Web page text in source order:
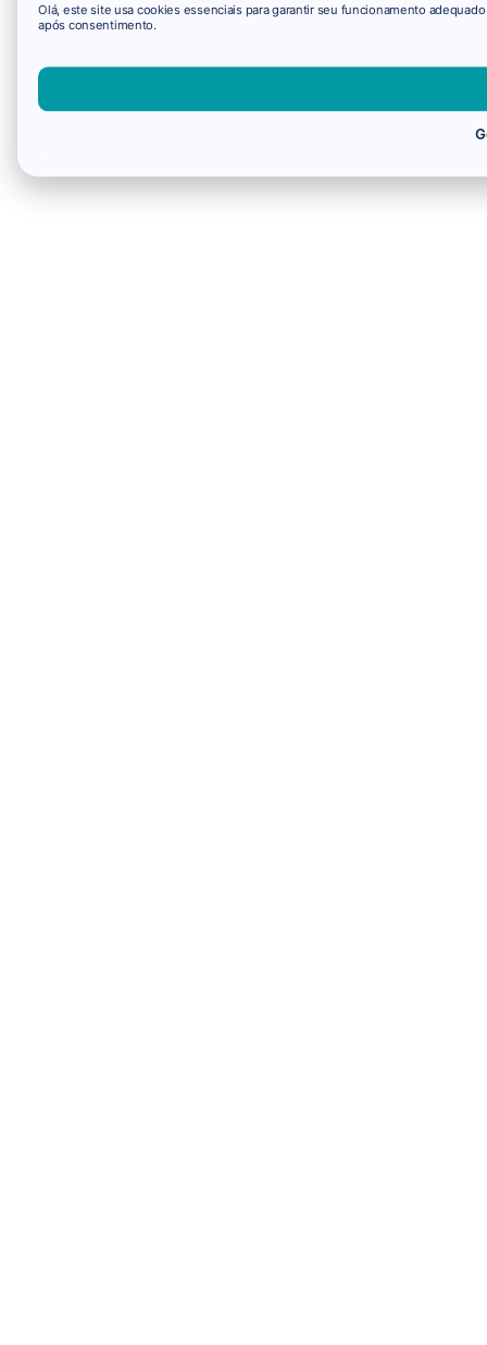
Olá, este site usa cookies essenciais para garantir seu funcionamento
após consentimento.